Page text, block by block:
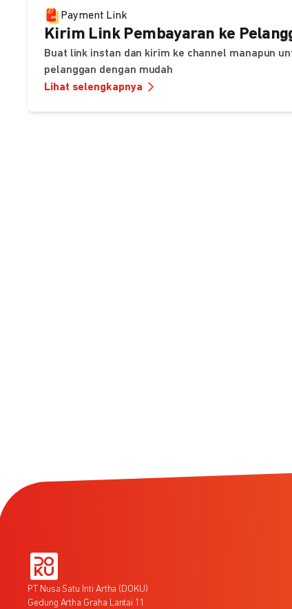
Payment Link
Kirim Link Pembayaran ke
Buat link instan dan kirim ke channel manapun
pelanggan dengan mudah
Lihat selengkapnya
PT Nusa Satu Inti Artha (DOKU)
Gedung Artha Graha Lantai 11